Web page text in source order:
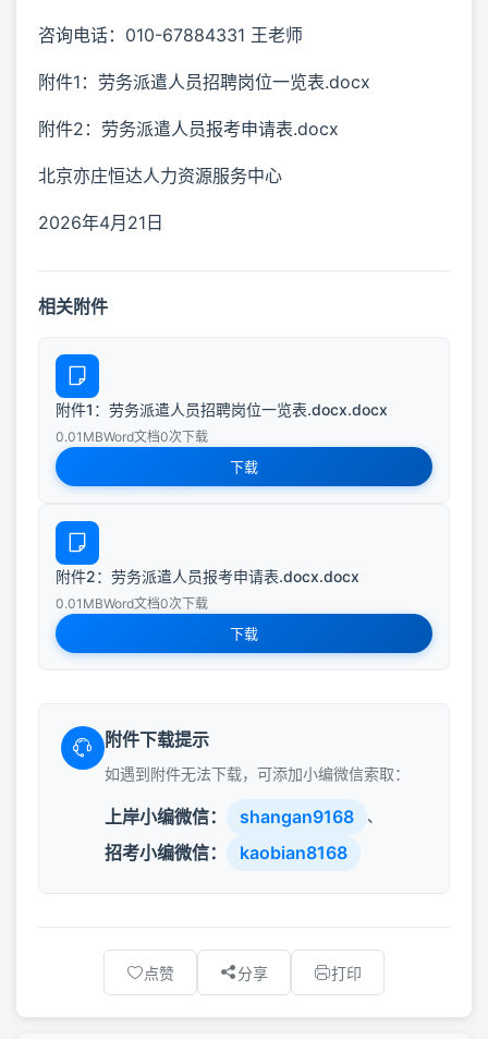
咨询电话：010-67884331 王老师
附件1：劳务派遣人员招聘岗位一览表.docx
附件2：劳务派遣人员报考申请表.docx
北京亦庄恒达人力资源服务中心
2026年4月21日
相关附件
附件1：劳务派遣人员招聘岗位一览表.docx.docx
0.01MBWord文档0次下载
下载
附件2：劳务派遣人员报考申请表.docx.docx
0.01MBWord文档0次下载
下载
附件下载提示
如遇到附件无法下载，可添加小编微信索取：
上岸小编微信： shangan9168 、
招考小编微信： kaobian8168
点赞 分享 打印